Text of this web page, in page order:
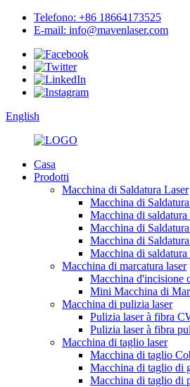
Telefono: +86 18664173525
E-mail: info@mavenlaser.com
English
Casa
Prodotti
Macchina di Saldatura Laser
Macchina di
Macchina di
Macchina di
Macchina di
Macchina di saldatura
Macchina di marcatura laser
Macchina d'incisione
Mini Macchina di
Macchina di pulizia laser
Pulizia laser à fibra
Pulizia laser à fibra
Macchina di taglio laser
Macchina di taglio
Macchina di taglio di
Macchina di taglio di